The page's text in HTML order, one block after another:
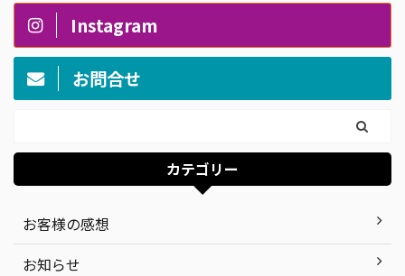
Instagram
お問合せ
カテゴリー
お客様の感想
お知らせ